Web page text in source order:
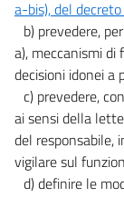
a-bis), del
b) prevedere,
a), meccanismi
decisioni idonei a
c) prevedere,
ai sensi della
del responsabile,
vigilare sul
d) definire le